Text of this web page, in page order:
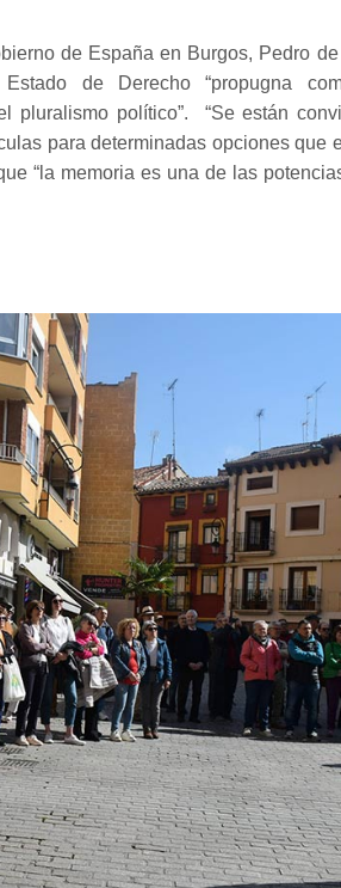
de España en Burgos, Pedro
de Derecho “propugna
pluralismo político”. “Se están
para determinadas opciones que
“la memoria es una de las